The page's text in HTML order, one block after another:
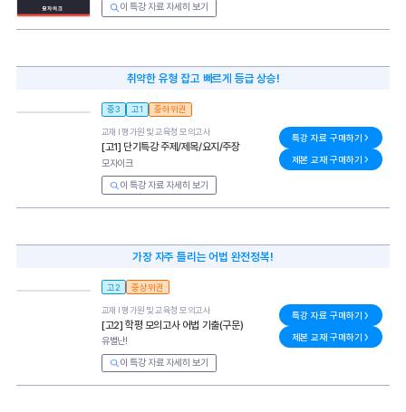
이 특강 자료 자세히 보기
취약한 유형 잡고 빠르게 등급 상승!
중3 고1 중하위권
교재 l평가원 및 교육청 모의고사
[고1] 단기특강 주제/제목/요지/주장
모자이크
이 특강 자료 자세히 보기
특강 자료 구매하기
제본 교재 구매하기
가장 자주 틀리는 어법 완전정복!
고2 중상위권
교재 l평가원 및 교육청 모의고사
[고2] 학평 모의고사 어법 기출(구문)
유별난!
이 특강 자료 자세히 보기
특강 자료 구매하기
제본 교재 구매하기